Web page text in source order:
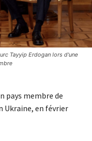
Tayyip Erdogan lors d'une
pays membre de
Ukraine, en février